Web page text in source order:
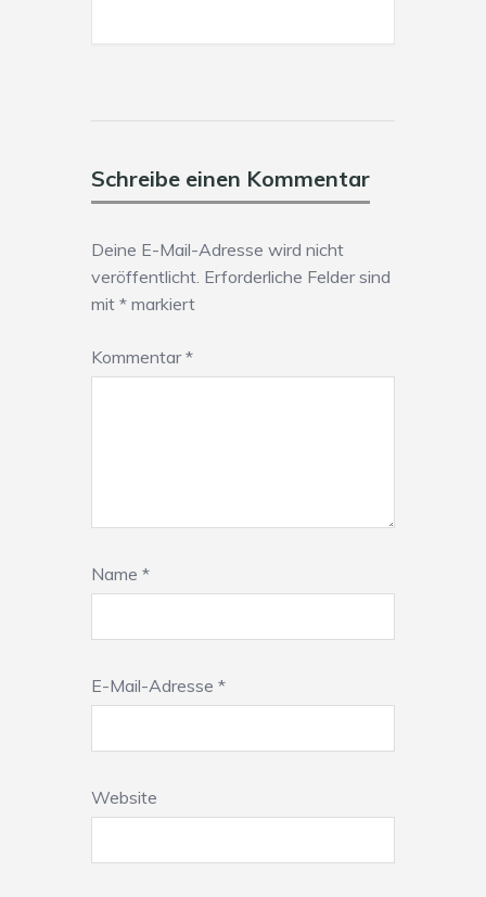
Schreibe einen Kommentar
Deine E-Mail-Adresse wird nicht
veröffentlicht. Erforderliche Felder sind
mit * markiert
Kommentar*
Name *
E-Mail-Adresse *
Website